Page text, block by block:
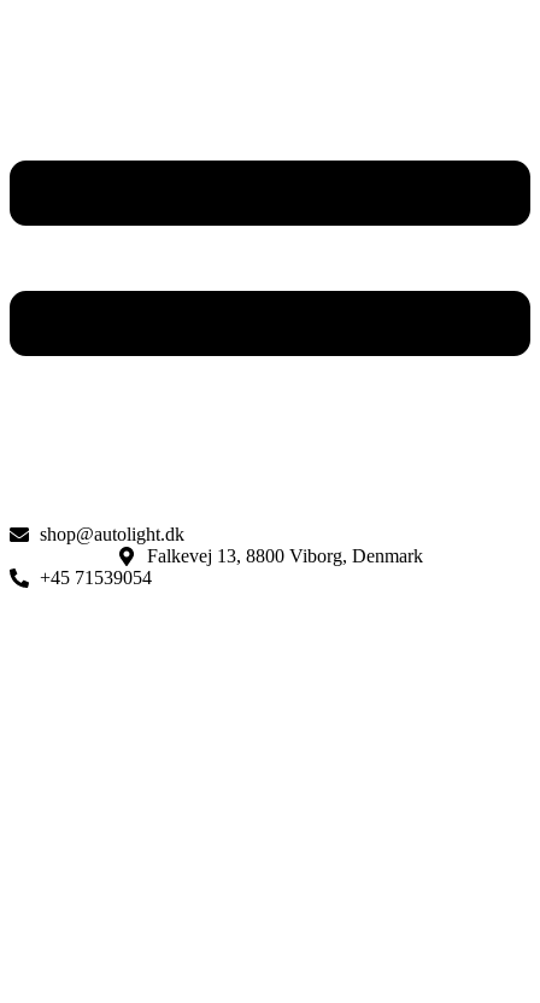
shop@autolight.dk
Falkevej 13, 8800 Viborg, Denmark
+45 71539054